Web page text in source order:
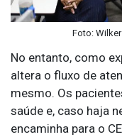
Foto:
No entanto, como
altera o fluxo de
mesmo. Os
saúde e, caso haja
encaminha para o